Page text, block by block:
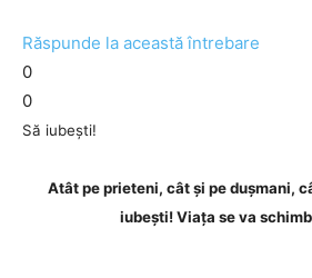
Răspunde la această întrebare
0
0
Să iubești!
Atât pe prieteni, cât și pe dușmani,
iubești! Viața se va